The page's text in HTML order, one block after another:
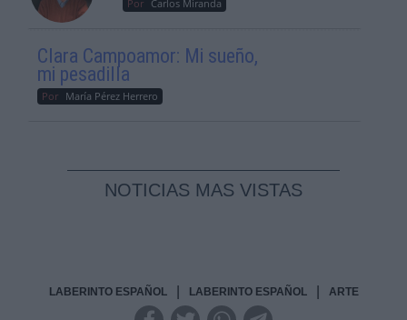
Por Carlos Miranda
Clara Campoamor: Mi sueño,
mi pesadilla
Por María Pérez Herrero
NOTICIAS MAS VISTAS
LABERINTO ESPAÑOL LABERINTO ESPAÑOL ARTE